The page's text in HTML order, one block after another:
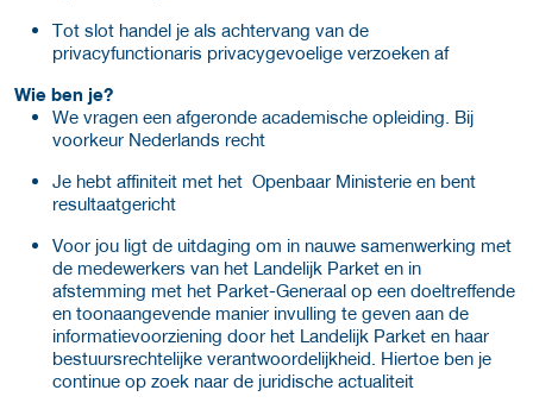
Tot slot handel je als achtervang van de
privacyfunctionaris privacygevoelige verzoeken af
Wie ben je?
We vragen een afgeronde academische opleiding. Bij
voorkeur Nederlands recht
Je hebt affiniteit met het Openbaar Ministerie en bent
resultaatgericht
Voor jou ligt de uitdaging om in nauwe samenwerking met
de medewerkers van het Landelijk Parket en in
afstemming met het Parket-Generaal op een doeltreffende
en toonaangevende manier invulling te geven aan de
informatievoorziening door het Landelijk Parket en haar
bestuursrechtelijke verantwoordelijkheid. Hiertoe ben je
continue op zoek naar de juridische actualiteit